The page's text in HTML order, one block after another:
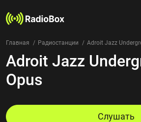
Радиостанции
Жанры
Страны
Избранное
Главная Радиостанции Adroit Jazz
Adroit Jazz
Opus
Слушать